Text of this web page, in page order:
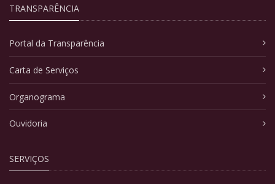
TRANSPARÊNCIA
Portal da Transparência
Carta de Serviços
Organograma
Ouvidoria
SERVIÇOS